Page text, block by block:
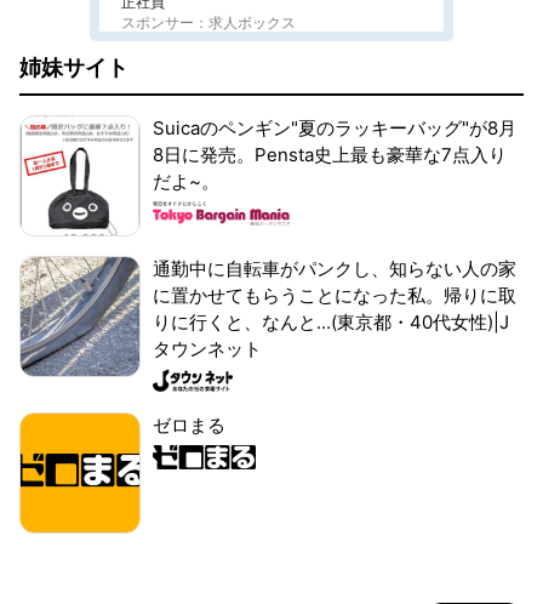
スポンサー：求人ボックス
姉妹サイト
Suicaのペンギン"夏のラッキーバッグ"が8月
8日に発売。Pensta史上最も豪華な7点入り
だよ~。
通勤中に自転車がパンクし、知らない人の家
に置かせてもらうことになった私。帰りに取
りに行くと、なんと...(東京都・40代女性)|J
タウンネット
ゼロまる